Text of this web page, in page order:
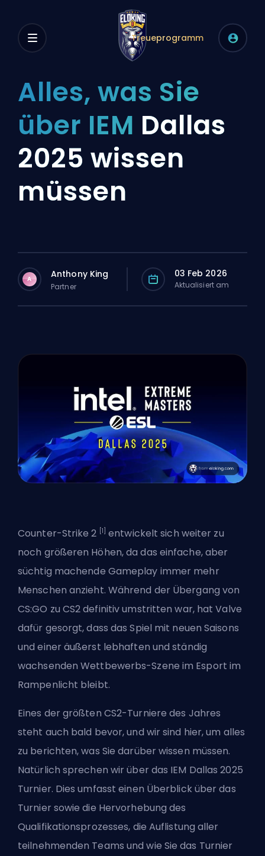
Treueprogramm
Alles, was Sie
über IEM Dallas
2025 wissen
müssen
A Anthony King
Partner
03 Feb 2026
Aktualisiert am
Counter-Strike 2 [1] entwickelt sich weiter zu
noch größeren Höhen, da das einfache, aber
süchtig machende Gameplay immer mehr
Menschen anzieht. Während der Übergang von
CS:GO zu CS2 definitiv umstritten war, hat Valve
dafür gesorgt, dass das Spiel mit neuen Saisons
und einer äußerst lebhaften und ständig
wachsenden Wettbewerbs-Szene im Esport im
Rampenlicht bleibt.
Eines der größten CS2-Turniere des Jahres
steht auch bald bevor, und wir sind hier, um alles
zu berichten, was Sie darüber wissen müssen.
Natürlich sprechen wir über das IEM Dallas 2025
Turnier. Dies umfasst einen Überblick über das
Turnier sowie die Hervorhebung des
Qualifikationsprozesses, die Auflistung aller
teilnehmenden Teams und wie Sie das Turnier